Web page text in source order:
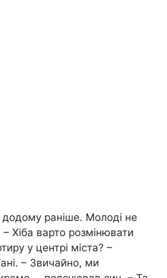
раніше. Молоді не
Хіба варто розмінювати
у центрі міста? –
– Звичайно, ми